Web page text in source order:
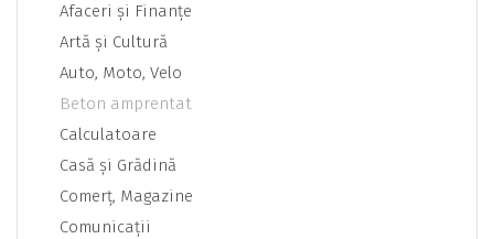
Afaceri şi Finanţe
Artă şi Cultură
Auto, Moto, Velo
Beton amprentat
Calculatoare
Casă şi Grădină
Comerţ, Magazine
Comunicaţii